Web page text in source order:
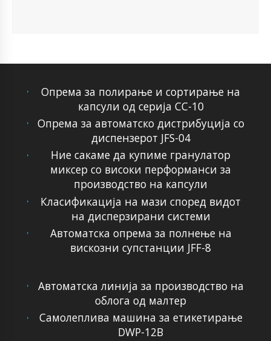
Опрема за полирање и сортирање на
капсули од серија CC-10
Опрема за автоматско дистрибуција со
диспензерот JFS-04
Ние сакаме да купиме гранулатор
миксер со високи перформанси за
производство на капсули
Класификација на мази според видот
на дисперзирани системи
Автоматска опрема за полнење на
вискозни супстанции JFF-8
Автоматска линија за производство на
облога од малтер
Самолеплива машина за етикетирање
DWP-12B